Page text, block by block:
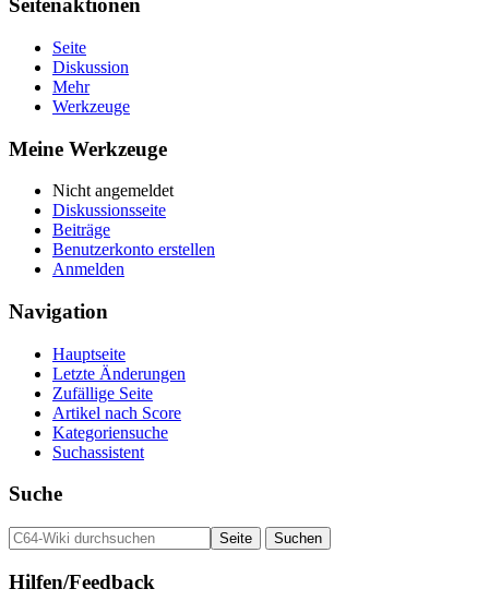
Seitenaktionen
Seite
Diskussion
Mehr
Werkzeuge
Meine Werkzeuge
Nicht angemeldet
Diskussionsseite
Beiträge
Benutzerkonto erstellen
Anmelden
Navigation
Hauptseite
Letzte Änderungen
Zufällige Seite
Artikel nach Score
Kategoriensuche
Suchassistent
Suche
Hilfen/Feedback